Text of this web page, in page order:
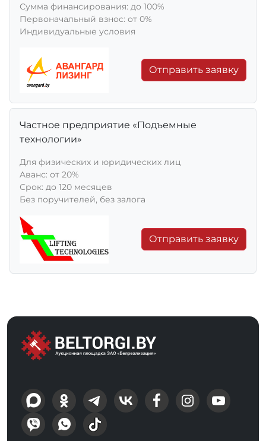
Сумма финансирования: до 100%
Первоначальный взнос: от 0%
Индивидуальные условия
Отправить заявку
Частное предприятие «Подъемные
технологии»
Для физических и юридических лиц
Aванс: от 20%
Срок: до 120 месяцев
Без поручителей, без залога
Отправить заявку